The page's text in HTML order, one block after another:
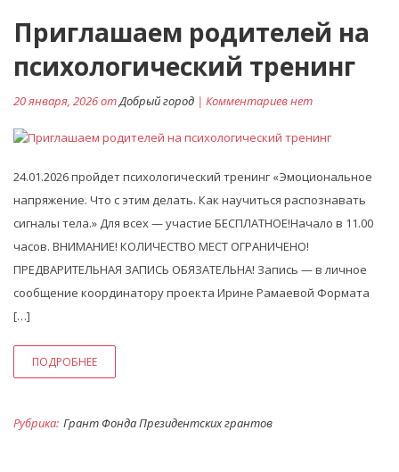
Приглашаем родителей на
психологический тренинг
20 января, 2026 отДобрый город | Комментариев нет
24.01.2026 пройдет психологический тренинг «Эмоциональное
напряжение. Что с этим делать. Как научиться распознавать
сигналы тела.» Для всех — участие БЕСПЛАТНОЕ!Начало в 11.00
часов. ВНИМАНИЕ! КОЛИЧЕСТВО МЕСТ ОГРАНИЧЕНО!
ПРЕДВАРИТЕЛЬНАЯ ЗАПИСЬ ОБЯЗАТЕЛЬНА! Запись — в личное
сообщение координатору проекта Ирине Рамаевой Формата
[…]
ПОДРОБНЕЕ
Рубрика: Грант Фонда Президентских грантов